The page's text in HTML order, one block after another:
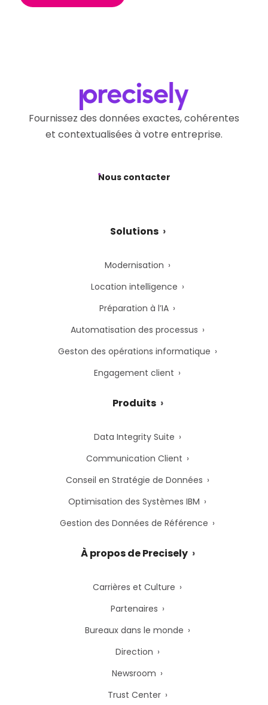
Fournissez des données exactes, cohérentes
et contextualisées à votre entreprise.
Nous contacter
Solutions
Modernisation
Location intelligence
Préparation à l’IA
Automatisation des processus
Geston des opérations informatique
Engagement client
Produits
Data Integrity Suite
Communication Client
Conseil en Stratégie de Données
Optimisation des Systèmes IBM
Gestion des Données de Référence
À propos de Precisely
Carrières et Culture
Partenaires
Bureaux dans le monde
Direction
Newsroom
Trust Center